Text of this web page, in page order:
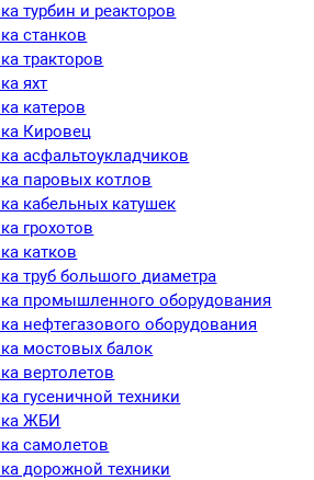
турбин и реакторов
станков
тракторов
яхт
катеров
Кировец
асфальтоукладчиков
паровых котлов
кабельных катушек
грохотов
катков
труб большого диаметра
промышленного оборудования
нефтегазового оборудования
мостовых балок
вертолетов
гусеничной техники
ЖБИ
самолетов
дорожной техники